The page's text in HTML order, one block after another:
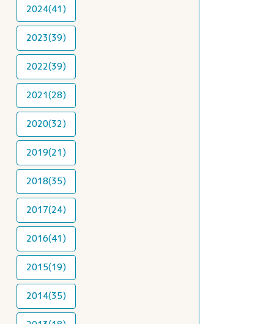
2024(41)
2023(39)
2022(39)
2021(28)
2020(32)
2019(21)
2018(35)
2017(24)
2016(41)
2015(19)
2014(35)